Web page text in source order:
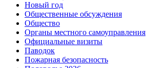
Новый год
Общественные обсуждения
Общество
Органы местного самоуправления
Официальные визиты
Паводок
Пожарная безопасность